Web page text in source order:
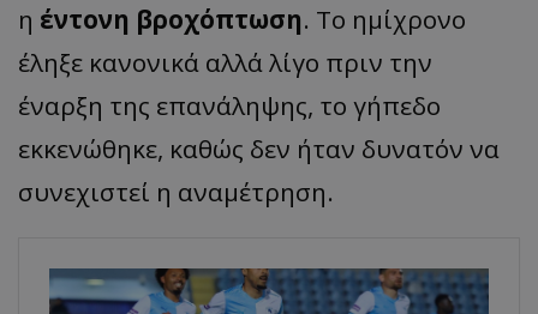
η έντονη βροχόπτωση. Το ημίχρονο
έληξε κανονικά αλλά λίγο πριν την
έναρξη της επανάληψης, το γήπεδο
εκκενώθηκε, καθώς δεν ήταν δυνατόν να
συνεχιστεί η αναμέτρηση.